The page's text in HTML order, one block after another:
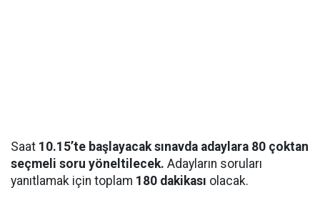
Saat 10.15’te başlayacak sınavda adaylara 80 çoktan
seçmeli soru yöneltilecek. Adayların soruları
yanıtlamak için toplam 180 dakikası olacak.